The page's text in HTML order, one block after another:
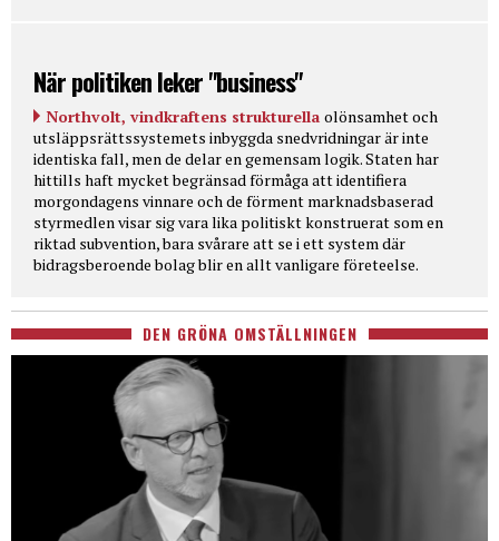
När politiken leker "business"
Northvolt, vindkraftens strukturella olönsamhet och
utsläppsrättssystemets inbyggda snedvridningar är inte
identiska fall, men de delar en gemensam logik. Staten har
hittills haft mycket begränsad förmåga att identifiera
morgondagens vinnare och de förment marknadsbaserad
styrmedlen visar sig vara lika politiskt konstruerat som en
riktad subvention, bara svårare att se i ett system där
bidragsberoende bolag blir en allt vanligare företeelse.
DEN GRÖNA OMSTÄLLNINGEN